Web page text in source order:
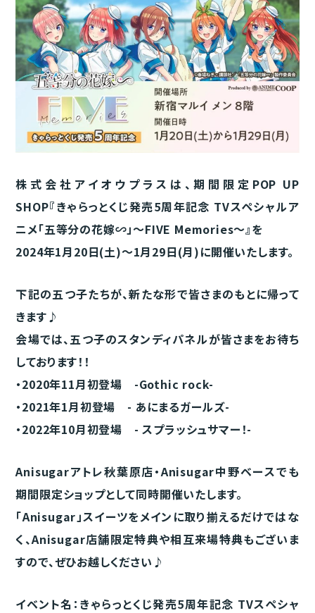
株式会社アイオウプラスは、期間限定POP UP
SHOP『きゃらっとくじ発売5周年記念 TVスペシャルア
ニメ「五等分の花嫁∽」～FIVE Memories～』を
2024年1月20日(土)～1月29日(月)に開催いたします。
下記の五つ子たちが、新たな形で皆さまのもとに帰って
きます♪
会場では、五つ子のスタンディパネルが皆さまをお待ち
しております！！
・2020年11月初登場 -Gothic rock-
・2021年1月初登場 - あにまるガールズ-
・2022年10月初登場 - スプラッシュサマー！-
Anisugarアトレ秋葉原店・Anisugar中野ベースでも
期間限定ショップとして同時開催いたします。
「Anisugar」スイーツをメインに取り揃えるだけではな
く、Anisugar店舗限定特典や相互来場特典もございま
すので、ぜひお越しください♪
イベント名：きゃらっとくじ発売5周年記念 TVスペシャ